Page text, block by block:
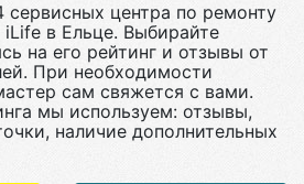
центра по ремонту
в Ельце. Выбирайте
на его рейтинг и отзывы от
При необходимости
сам свяжется с вами.
мы используем: отзывы,
наличие дополнительных